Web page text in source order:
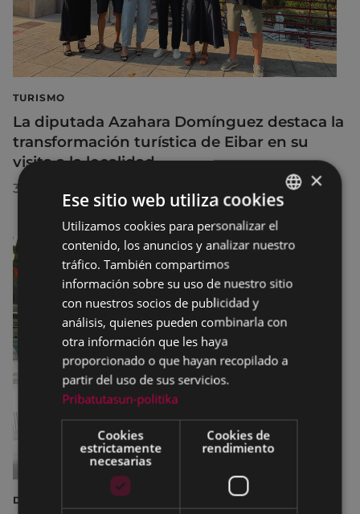
TURISMO
La diputada Azahara Domínguez destaca la
transformación turística de Eibar en su
visita a la localidad
30/07/2026
DEPORTES
BASQUE
SPANISH
×
Ese sitio web utiliza cookies
Utilizamos cookies para personalizar el
contenido, los anuncios y analizar nuestro
tráfico. También compartimos
información sobre su uso de nuestro sitio
con nuestros socios de publicidad y
análisis, quienes pueden combinarla con
otra información que les haya
proporcionado o que hayan recopilado a
partir del uso de sus servicios.
Pribatutasun-politika
Cookies
estrictamente
necesarias
Cookies de
rendimiento